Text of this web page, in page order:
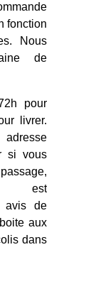
fonction
Nous
de
pour
livrer.
si vous
est
avis de
aux
dans